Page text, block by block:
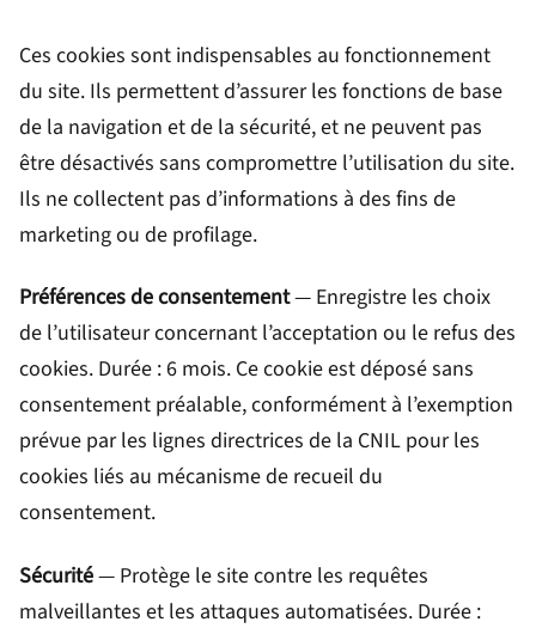
Ces cookies sont indispensables au fonctionnement
du site. Ils permettent d’assurer les fonctions de base
de la navigation et de la sécurité, et ne peuvent pas
être désactivés sans compromettre l’utilisation du site.
Ils ne collectent pas d’informations à des fins de
marketing ou de profilage.
Préférences de consentement— Enregistre les choix
de l’utilisateur concernant l’acceptation ou le refus des
cookies. Durée : 6 mois. Ce cookie est déposé sans
consentement préalable, conformément à l’exemption
prévue par les lignes directrices de la CNIL pour les
cookies liés au mécanisme de recueil du
consentement.
Sécurité— Protège le site contre les requêtes
malveillantes et les attaques automatisées. Durée :